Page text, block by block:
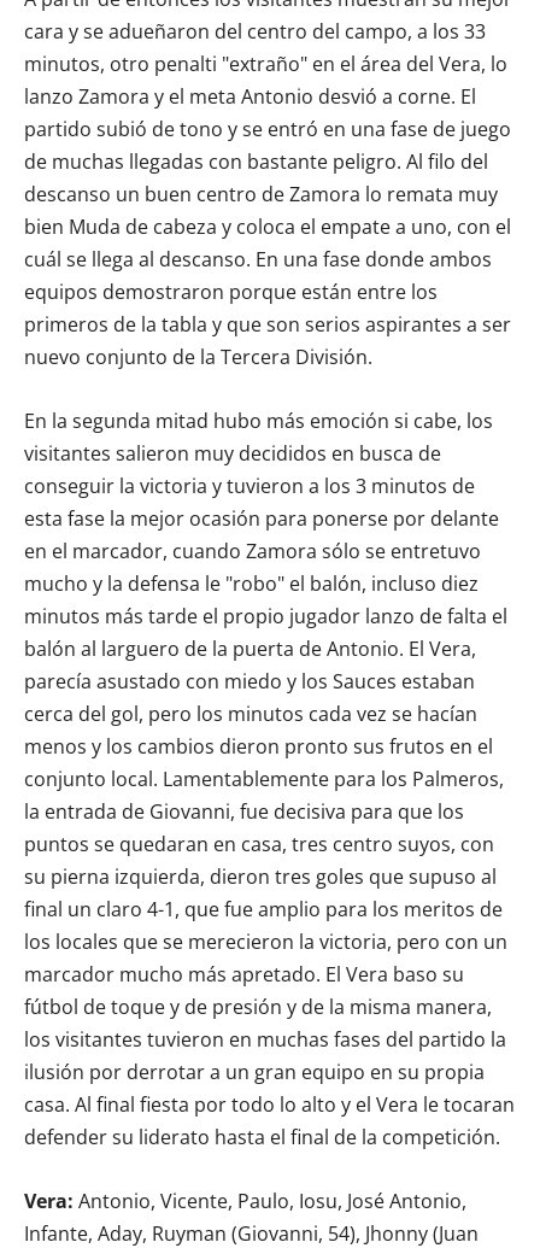
cara y se adueñaron del centro del campo, a los 33
minutos, otro penalti "extraño" en el área del Vera, lo
lanzo Zamora y el meta Antonio desvió a corne. El
partido subió de tono y se entró en una fase de juego
de muchas llegadas con bastante peligro. Al filo del
descanso un buen centro de Zamora lo remata muy
bien Muda de cabeza y coloca el empate a uno, con el
cuál se llega al descanso. En una fase donde ambos
equipos demostraron porque están entre los
primeros de la tabla y que son serios aspirantes a ser
nuevo conjunto de la Tercera División.
En la segunda mitad hubo más emoción si cabe, los
visitantes salieron muy decididos en busca de
conseguir la victoria y tuvieron a los 3 minutos de
esta fase la mejor ocasión para ponerse por delante
en el marcador, cuando Zamora sólo se entretuvo
mucho y la defensa le "robo" el balón, incluso diez
minutos más tarde el propio jugador lanzo de falta el
balón al larguero de la puerta de Antonio. El Vera,
parecía asustado con miedo y los Sauces estaban
cerca del gol, pero los minutos cada vez se hacían
menos y los cambios dieron pronto sus frutos en el
conjunto local. Lamentablemente para los Palmeros,
la entrada de Giovanni, fue decisiva para que los
puntos se quedaran en casa, tres centro suyos, con
su pierna izquierda, dieron tres goles que supuso al
final un claro 4-1, que fue amplio para los meritos de
los locales que se merecieron la victoria, pero con un
marcador mucho más apretado. El Vera baso su
fútbol de toque y de presión y de la misma manera,
los visitantes tuvieron en muchas fases del partido la
ilusión por derrotar a un gran equipo en su propia
casa. Al final fiesta por todo lo alto y el Vera le tocaran
defender su liderato hasta el final de la competición.
Vera: Antonio, Vicente, Paulo, Iosu, José Antonio,
Infante, Aday, Ruyman (Giovanni, 54), Jhonny (Juan